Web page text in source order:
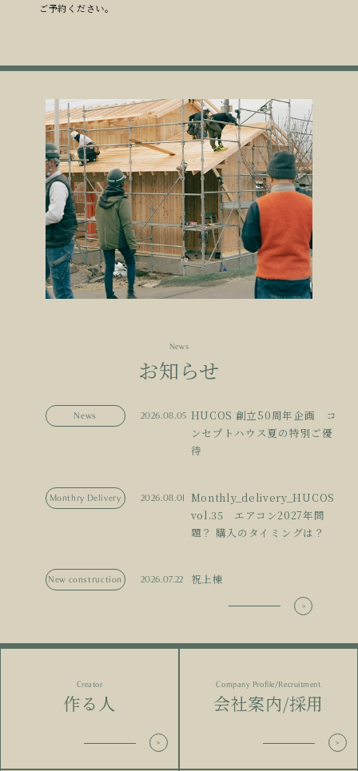
ご予約ください。
News
お知らせ
News 2026.08.05 HUCOS 創立50周年企画 コ
ンセプトハウス夏の特別ご優
待
Monthry Delivery 2026.08.01
Monthly_delivery_HUCOS
vol.35 エアコン2027年問
題？ 購入のタイミングは？
New construction 2026.07.22 祝上棟
Creator
作る人
Company Profile/Recruitment
会社案内/採用